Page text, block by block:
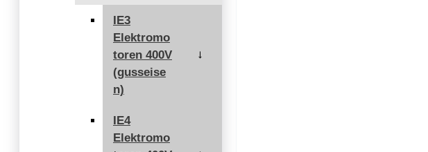
IE3
Elektromo
toren 400V
(gusseise
n)
→
IE4
Elektromo